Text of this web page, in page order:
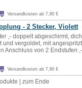
Versandkosten ab 7,90 €
- 2 Stecker, Violett
,- doppelt abgeschirmt,
und vergoldet, mit
Anschluss von 2 Endstufen
Versandkosten ab 7,90 €
zum Ende